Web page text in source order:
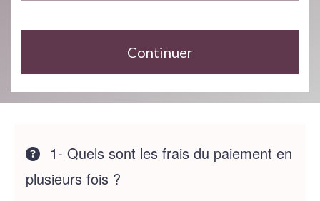
Continuer
1- Quels sont les frais du paiement en
plusieurs fois ?